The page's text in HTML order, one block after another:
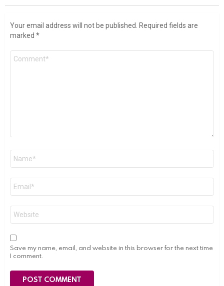
Your email address will not be published. Required fields are
marked *
Comment
Name
Email
Website
Save my name, email, and website in this browser for the next time
I comment.